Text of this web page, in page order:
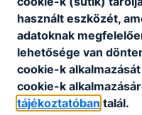
vendégül
búcsúzókat.
A szerenád
A ballagáson
képek
használt eszközét,
adatoknak
lehetősége van
cookie-k
cookie-k
tájékoztatóban talál.